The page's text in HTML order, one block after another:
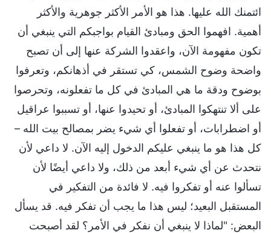
ائتمنك الله عليها. هذا هو الأمر الأكثر جوهرية والأكثر
أهمية. افهموا الحق ومبادئ القيام بواجبكم التي ينبغي أن
تكون مفهومة الآن، واعقدوا الشركة عنها إلى أن تصبح
واضحة وضوح الشمس، كي تستقر في أذهانكم، وتعرفوا
بوضوح ودقة ما هي المبادئ في كل ما تفعلونه، وتحرصوا
على ألا تنتهكوا المبادئ، أو تحيدوا عنها، أو تسببوا عراقيل
أو اضطرابات، أو تفعلوا أي شيء يضر بمصالح بيت الله –
كل هذا هو ما ينبغي عليكم الدخول إليه الآن. لا داعي لأن
نتحدث عن أي شيء أبعد من ذلك، ولا داعي أيضًا لأن
تسألوا عنه أو تفكروا فيه. لا فائدة من التفكير في
المستقبل البعيد؛ ليس هذا ما يجب أن تفكر فيه. قد يسأل
البعض: "لماذا لا ينبغي أن نفكر في الأمر؟ لقد أصبحت